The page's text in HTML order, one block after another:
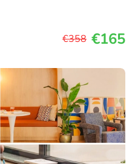
€358 €165